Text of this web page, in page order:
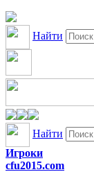
Найти
Найти
Игроки
cfu2015.com